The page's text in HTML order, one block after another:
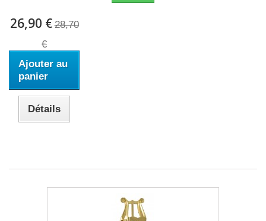
26,90 € 28,70
€
Ajouter au
panier
Détails